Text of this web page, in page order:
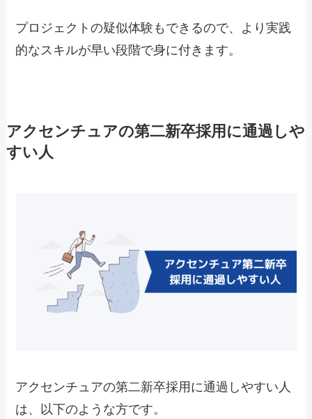
プロジェクトの疑似体験もできるので、より実践
的なスキルが早い段階で身に付きます。
アクセンチュアの第二新卒採用に通過しや
すい人
アクセンチュアの第二新卒採用に通過しやすい人
は、以下のような方です。